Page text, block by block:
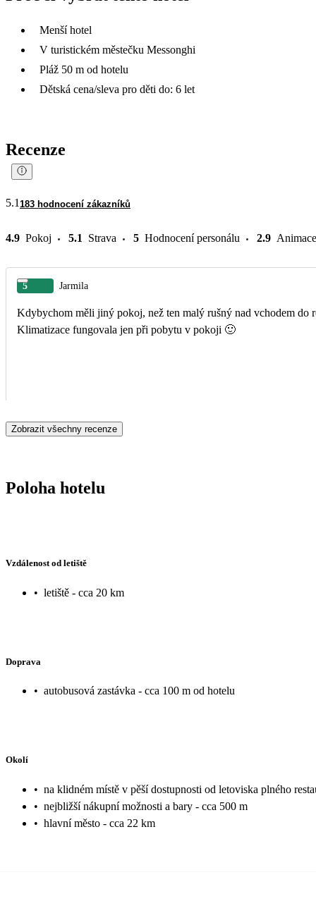
Menší hotel
V turistickém městečku Messonghi
Pláž 50 m od hotelu
Dětská cena/sleva pro děti do: 6 let
Recenze
5.1 183 hodnocení zákazníků
4.9 Pokoj 5.1 Strava 5 Hodnocení personálu 2.9 Animace
5 Jarmila
Kdybychom měli jiný pokoj, než ten malý rušný nad vchodem do recepce, určitě bychom hodnotili výš. Trochu všem vadilo, že bazény byly jen od 10 do 18 hodin😙
Klimatizace fungovala jen při pobytu v pokoji 🙂
Zobrazit všechny recenze
Poloha hotelu
Vzdálenost od letiště
• letiště - cca 20 km
Doprava
• autobusová zastávka - cca 100 m od hotelu
Okolí
• na klidném místě v pěší dostupnosti od letoviska plného
• nejbližší nákupní možnosti a bary - cca 500 m
• hlavní město - cca 22 km